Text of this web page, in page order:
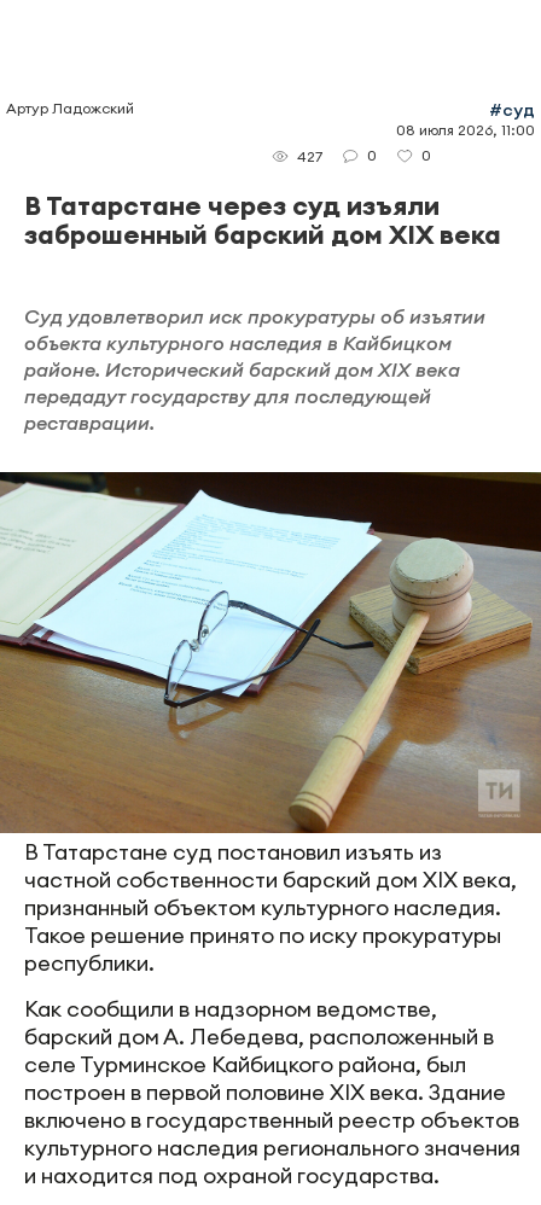
Артур Ладожский #суд
08 июля 2026, 11:00
427
0 0
В Татарстане через суд изъяли
заброшенный барский дом XIX века
Суд удовлетворил иск прокуратуры об изъятии
объекта культурного наследия в Кайбицком
районе. Исторический барский дом XIX века
передадут государству для последующей
реставрации.
В Татарстане суд постановил изъять из
частной собственности барский дом XIX века,
признанный объектом культурного наследия.
Такое решение принято по иску прокуратуры
республики.
Как сообщили в надзорном ведомстве,
барский дом А. Лебедева, расположенный в
селе Турминское Кайбицкого района, был
построен в первой половине XIX века. Здание
включено в государственный реестр объектов
культурного наследия регионального значения
и находится под охраной государства.